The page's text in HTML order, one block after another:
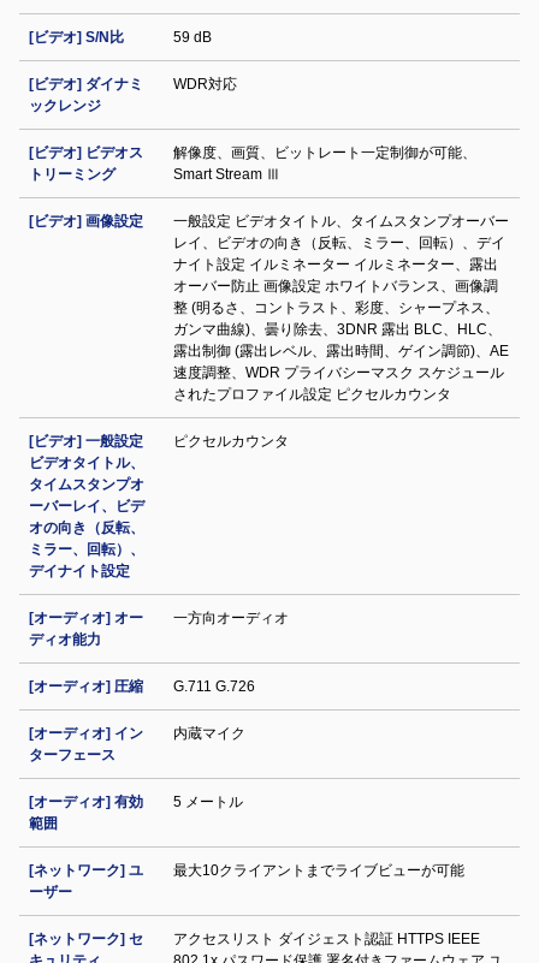
[ビデオ] S/N比 59 dB
[ビデオ] ダイナミ
ックレンジ
WDR対応
[ビデオ] ビデオス
トリーミング
解像度、画質、ビットレート一定制御が可能、
Smart Stream Ⅲ
[ビデオ] 画像設定
一般設定 ビデオタイトル、タイムスタンプオーバー
レイ、ビデオの向き（反転、ミラー、回転）、デイ
ナイト設定 イルミネーター イルミネーター、露出
オーバー防止 画像設定 ホワイトバランス、画像調
整 (明るさ、コントラスト、彩度、シャープネス、
ガンマ曲線)、曇り除去、3DNR 露出 BLC、HLC、
露出制御 (露出レベル、露出時間、ゲイン調節)、AE
速度調整、WDR プライバシーマスク スケジュール
されたプロファイル設定 ピクセルカウンタ
[ビデオ] 一般設定
ビデオタイトル、
タイムスタンプオ
ーバーレイ、ビデ
オの向き（反転、
ミラー、回転）、
デイナイト設定
ピクセルカウンタ
[オーディオ] オー
ディオ能力
一方向オーディオ
[オーディオ] 圧縮 G.711 G.726
[オーディオ] イン
ターフェース
内蔵マイク
[オーディオ] 有効
範囲
5 メートル
[ネットワーク] ユ
ーザー
最大10クライアントまでライブビューが可能
[ネットワーク] セ
アクセスリスト ダイジェスト認証 HTTPS IEEE